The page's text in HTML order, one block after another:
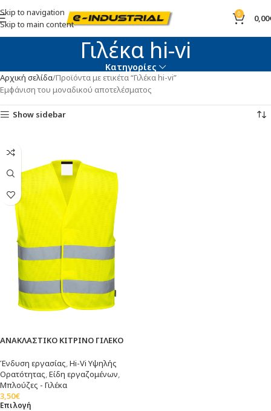
Skip to navigation
Skip to main content
0 0,00
Γιλέκα hi-vi
Κατηγορίες
Αρχική σελίδα Προϊόντα με ετικέτα “Γιλέκα hi-vi”
Εμφάνιση του μοναδικού αποτελέσματος
Show sidebar
ΑΝΑΚΛΑΣΤΙΚΟ ΚΙΤΡΙΝΟ ΓΙΛΕΚΟ
Ένδυση εργασίας Hi-Vi Υψηλής
Ορατότητας Είδη εργαζομένων
Μπλούζες - Γιλέκα
3,50€
Επιλογή